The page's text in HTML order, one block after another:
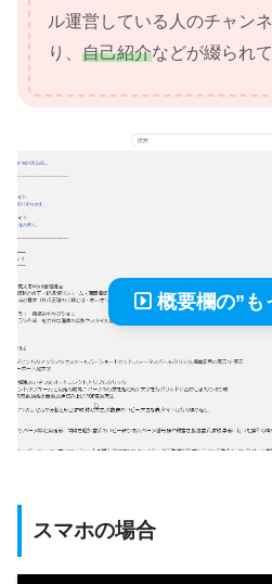
ル運営している人のチャン
り、 自己紹介などが綴られて
概要欄の”も
スマホの場合